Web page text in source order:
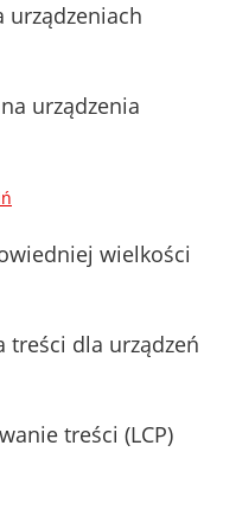
urządzeniach
urządzenia
wielkości
treści dla urządzeń
treści (LCP)